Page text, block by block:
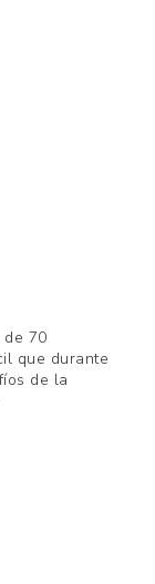
70
que durante
de la